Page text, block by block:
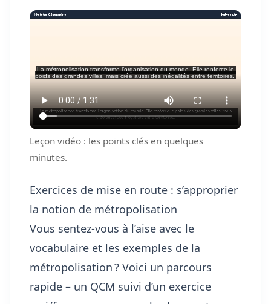
Leçon vidéo : les points clés en quelques
minutes.
Exercices de mise en route : s’approprier
la notion de métropolisation
Vous sentez-vous à l’aise avec le
vocabulaire et les exemples de la
métropolisation ? Voici un parcours
rapide – un QCM suivi d’un exercice